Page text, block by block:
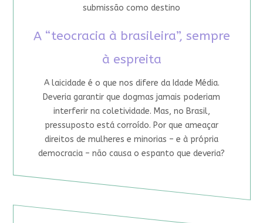
submissão como destino
A “teocracia à brasileira”, sempre
à espreita
A laicidade é o que nos difere da Idade Média.
Deveria garantir que dogmas jamais poderiam
interferir na coletividade. Mas, no Brasil,
pressuposto está corroído. Por que ameaçar
direitos de mulheres e minorias – e à própria
democracia – não causa o espanto que deveria?